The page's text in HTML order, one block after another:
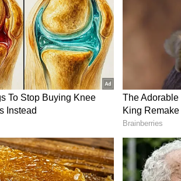
ರಾಜನು ಆ ಮೂಳೆಗಳ ಮೂಲಕ ಜಗನ್ನಾಥ
ಸದ್ಯ ದೇವಾಲಯದ ವಿಗ್ರಹಗಳನ್ನು
ಕೃಷ್ಣ, ಬಲರಾಮ ಮತ್ತು ಸುಭದ್ರೆಯ
ಇರುತ್ತದೆ ಎಂದೂ ನಂಬಲಾಗಿದೆ.
ವೈಶಿಷ್ಟ್ಯ
ಸುಭದ್ರೆಯ ಬಣ್ಣಗಳು ಕ್ರಮವಾಗಿ ಕಪ್ಪು,
ಬಣ್ಣಗಳನ್ನು ಮಾನವಕುಲದ ಮೂರು
ಮತ್ತು ಮಂಗೋಲಾಯ್ಡ್ಸ್.
ಹೀರಿಕೊಳ್ಳುವ ಅತ್ಯುತ್ತಮ ವಸ್ತುವಾಗಿದೆ, ಬಿಳಿ
ಪ್ರಾಥಮಿಕ ಬಣ್ಣವಾಗಿದೆ. ಆದಾಗ್ಯೂ, ಈ